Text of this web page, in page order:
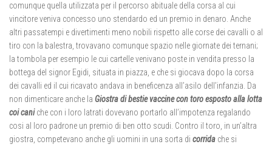
comunque quella utilizzata per il percorso abituale della corsa al cui
vincitore veniva concesso uno stendardo ed un premio in denaro. Anche
altri passatempi e divertimenti meno nobili rispetto alle corse dei cavalli o al
tiro con la balestra, trovavano comunque spazio nelle giornate dei ternani;
la tombola per esempio le cui cartelle venivano poste in vendita presso la
bottega del signor Egidi, situata in piazza, e che si giocava dopo la corsa
dei cavalli ed il cui ricavato andava in beneficenza all’asilo dell’infanzia. Da
non dimenticare anche la Giostra di bestie vaccine con toro esposto alla lotta
coi caniche con i loro latrati dovevano portarlo all’impotenza regalando
cosi al loro padrone un premio di ben otto scudi. Contro il toro, in un’altra
giostra, competevano anche gli uomini in una sorta di corrida che si